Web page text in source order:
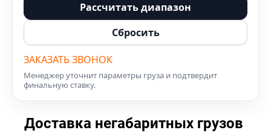
Рассчитать диапазон
Сбросить
ЗАКАЗАТЬ ЗВОНОК
Менеджер уточнит параметры груза и подтвердит
финальную ставку.
Доставка негабаритных грузов